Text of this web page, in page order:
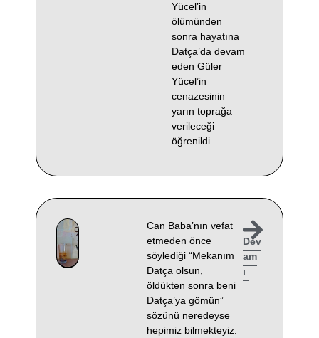
Yücel’in
ölümünden
sonra hayatına
Datça’da devam
eden Güler
Yücel’in
cenazesinin
yarın toprağa
verileceği
öğrenildi.
Can Baba’nın vefat
etmeden önce
söylediği “Mekanım
Datça olsun,
öldükten sonra beni
Datça’ya gömün”
sözünü neredeyse
hepimiz bilmekteyiz.
Dev
am
ı